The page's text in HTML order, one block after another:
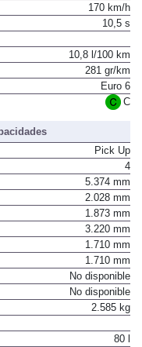
170 km/h
10,5 s
10,8 l/100 km
281 gr/km
Euro 6
C
Pick Up
4
5.374 mm
2.028 mm
1.873 mm
3.220 mm
1.710 mm
1.710 mm
No disponible
No disponible
2.585 kg
80 l